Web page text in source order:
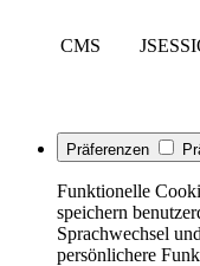
CMS
Präferenzen
Funktionelle
speichern
Sprachwechsel
persönlichere